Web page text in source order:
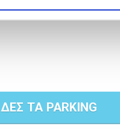
ΔΕΣ ΤΑ PARKING